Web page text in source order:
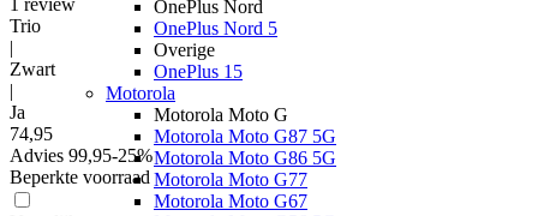
OnePlus Nord
OnePlus Nord 5
Overige
OnePlus 15
Motorola
Motorola Moto G
Motorola Moto G87 5G
Motorola Moto G86 5G
Motorola Moto G77
Motorola Moto G67
1 review
Trio
|
Zwart
|
Ja
74,95
Advies 99,95-25%
Beperkte voorraad